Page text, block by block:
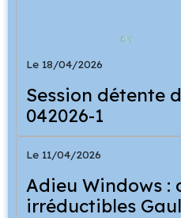
Le 18/04/2026
Session détente
042026-1
Le 11/04/2026
Adieu Windows :
irréductibles